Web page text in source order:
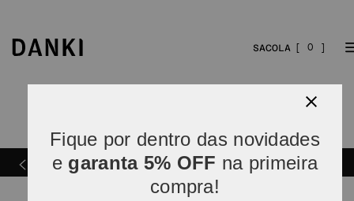
0
5x sem juros(parcelas acima de R$
80).
Fique por dentro das novidades
e garanta 5% OFF na primeira
compra!